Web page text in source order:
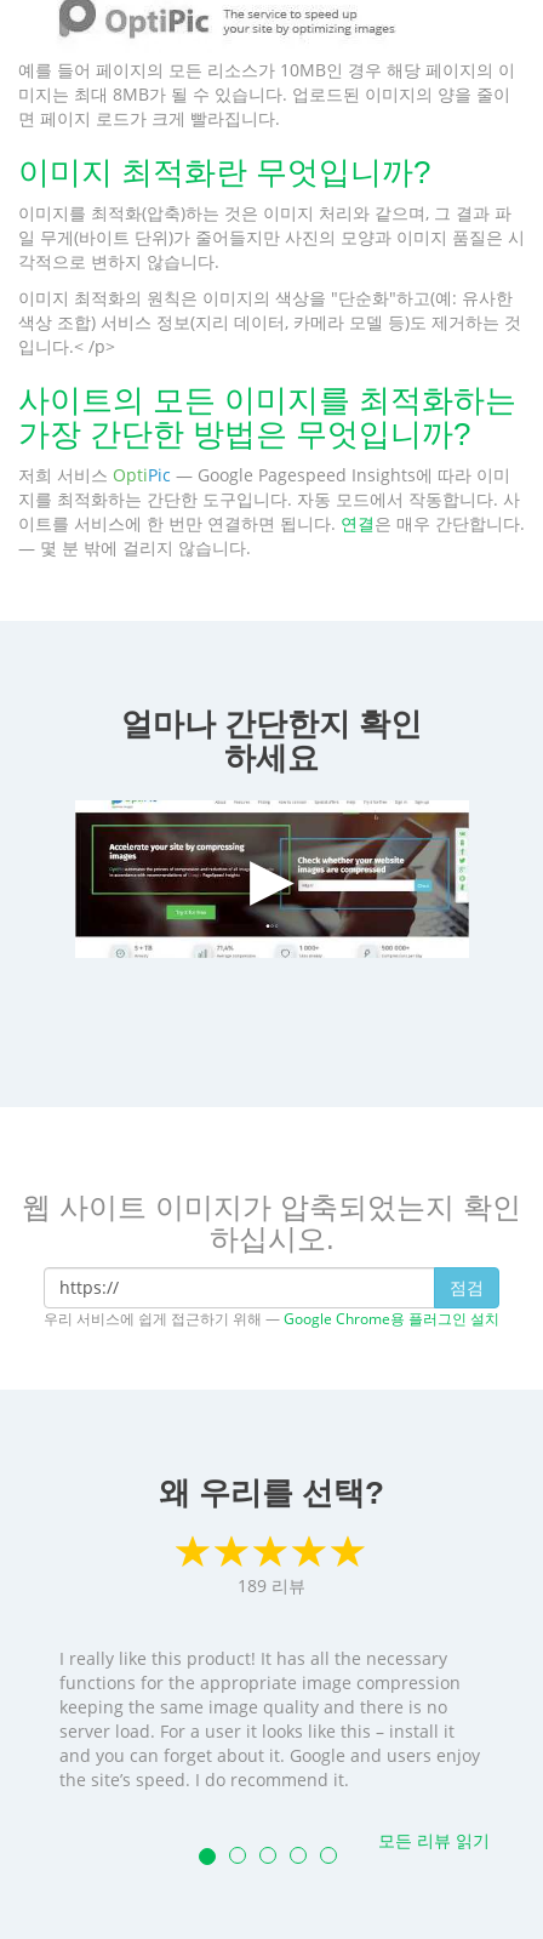
예를 들어 페이지의 모든 리소스가 10MB인 경우 해당 페이지의 이
미지는 최대 8MB가 될 수 있습니다. 업로드된 이미지의 양을 줄이
면 페이지 로드가 크게 빨라집니다.
이미지 최적화란 무엇입니까?
이미지를 최적화(압축)하는 것은 이미지 처리와 같으며, 그 결과 파
일 무게(바이트 단위)가 줄어들지만 사진의 모양과 이미지 품질은 시
각적으로 변하지 않습니다.
이미지 최적화의 원칙은 이미지의 색상을 "단순화"하고(예: 유사한
색상 조합) 서비스 정보(지리 데이터, 카메라 모델 등)도 제거하는 것
입니다.< /p>
사이트의 모든 이미지를 최적화하는
가장 간단한 방법은 무엇입니까?
저희 서비스 OptiPic — Google Pagespeed Insights에 따라 이미
지를 최적화하는 간단한 도구입니다. 자동 모드에서 작동합니다. 사
이트를 서비스에 한 번만 연결하면 됩니다. 연결은 매우 간단합니다.
— 몇 분 밖에 걸리지 않습니다.
얼마나 간단한지 확인
하세요
웹 사이트 이미지가 압축되었는지 확인
하십시오.
점검
우리 서비스에 쉽게 접근하기 위해 —Google Chrome용 플러그인 설치
왜 우리를 선택?
189 리뷰
I really like this product! It has all the necessary
functions for the appropriate image compression
keeping the same image quality and there is no
server load. For a user it looks like this – install it
and you can forget about it. Google and users enjoy
the site’s speed. I do recommend it.
모든 리뷰 읽기